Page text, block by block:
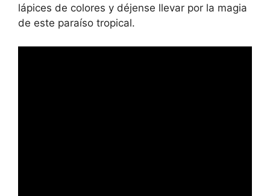
lápices de colores y déjense llevar por la magia
de este paraíso tropical.